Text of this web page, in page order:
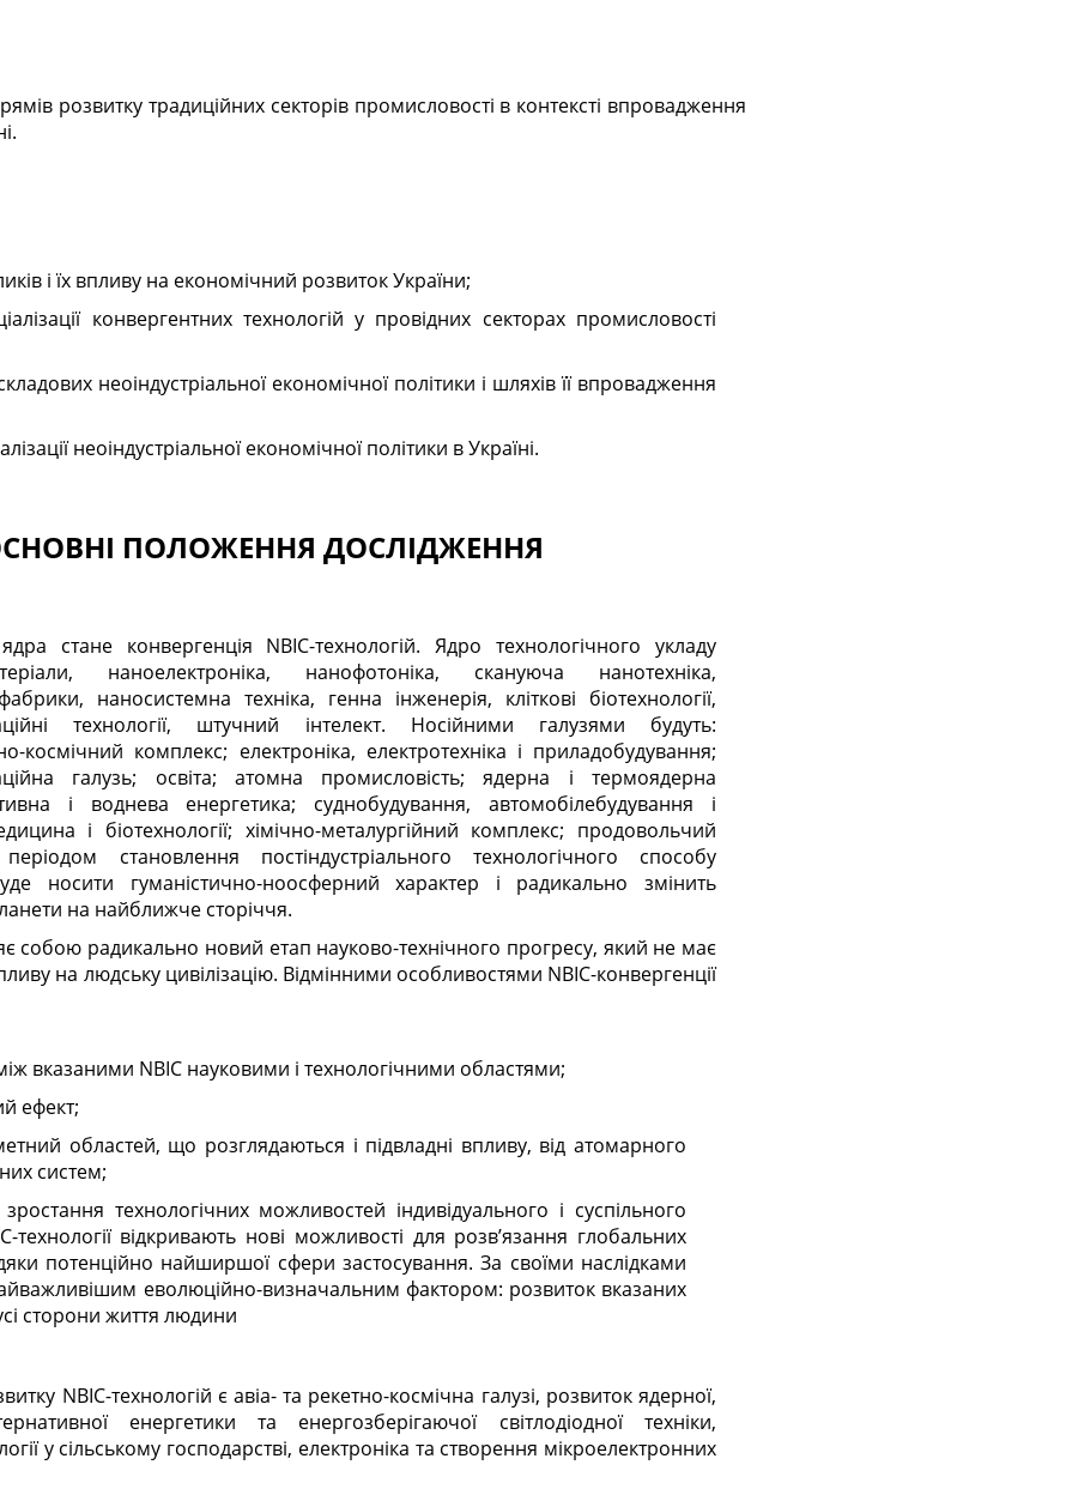
і їх впливу на економічний розвиток України;
конвергентних технологій у провідних секторах промисловості
неоіндустріальної економічної політики і шляхів її впровадження
неоіндустріальної економічної політики в Україні.
ПОЛОЖЕННЯ ДОСЛІДЖЕННЯ
стане конвергенція NBIC-технологій. Ядро технологічного укладу
наноелектроніка, нанофотоніка, скануюча нанотехніка,
наносистемна техніка, генна інженерія, кліткові біотехнології,
технології, штучний інтелект. Носійними галузями будуть:
космічний комплекс; електроніка, електротехніка і приладобудування;
галузь; освіта; атомна промисловість; ядерна і термоядерна
і воднева енергетика; суднобудування, автомобілебудування і
і біотехнології; хімічно-металургійний комплекс; продовольчий
становлення постіндустріального технологічного способу
носити гуманістично-ноосферний характер і радикально змінить
на найближче сторіччя.
собою радикально новий етап науково-технічного прогресу, який не має
на людську цивілізацію. Відмінними особливостями NBIC-конвергенції
вказаними NBIC науковими і технологічними областями;
ефект;
областей, що розглядаються і підвладні впливу, від атомарного
систем;
технологічних можливостей індивідуального і суспільного
технології відкривають нові можливості для розв’язання глобальних
потенційно найширшої сфери застосування. За своїми наслідками
еволюційно-визначальним фактором: розвиток вказаних
сторони життя людини
NBIC-технологій є авіа- та рекетно-космічна галузі, розвиток ядерної,
енергетики та енергозберігаючої світлодіодної техніки,
у сільському господарстві, електроніка та створення мікроелектронних